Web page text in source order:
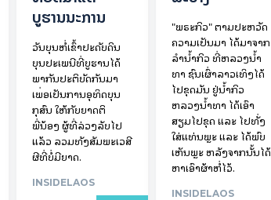
ບູຮານນະການ
ວັນບຸນຫໍ່ເຂົ້າປະດັບດິນ
ບຸນປະເພນີທີ່ບູຮານໄດ້
ພາກັນປະຕິບັດກັນມາ
ເພື່ອເປັນການອຸທິດບຸນ
ກຸສົນ ໃຫ້ກັບຍາດຕິ
ພີ່ນ້ອງ ຜູ້ທີ່ລ່ວງລັບໄປ
ແລ້ວ ລວມທັງສັມພະເວສີ
ຜີທີ່ບໍ່ມີຍາດ.
INSIDELAOS
"ພຣະກິວ" ຕາມປະຫວັດ
ຄວາມເປັນມາ ໄດ້ມາຈາກ
ລຳນ້ຳກິວ ທີ່ຫລວງນ້ຳ
ທາ ຊົນເຜົ່າລາວເທິງໄດ້
ໄປຂຸດມັນ ຢູ່ນ້ຳກິວ
ຫລວງນ້ຳທາ ໄດ້ເອົາ
ສຽມໄປຂຸດ ແລະ ໄປທັ່ງ
ໃສ່ແທ່ນພຼະ ແລະ ໄດ້ພົບ
ເຫັນພຼະ ຫລັງຈາກນັ້ນໄດ້
ຫາເອົາຜ້າຫໍ່ໄວ້.
INSIDELAOS